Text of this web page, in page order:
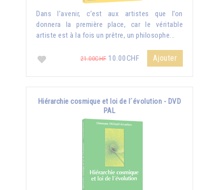
Dans l’avenir, c’est aux artistes que l’on
donnera la première place, car le véritable
artiste est à la fois un prêtre, un philosophe...
21.00CHF10.00CHF Ajouter
Hiérarchie cosmique et loi de l´évolution - DVD
PAL